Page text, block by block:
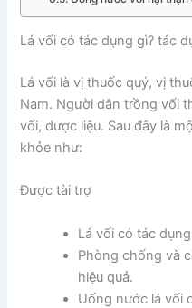
Lá vối có tác dụng gì? tác
Lá vối là vị thuốc quý, vị
Nam. Người dân trồng vối
vối, dược liệu. Sau đây là
khỏe như:
Được tài trợ
Lá vối có tác
Phòng chống và
hiệu quả.
Uống nước lá vối